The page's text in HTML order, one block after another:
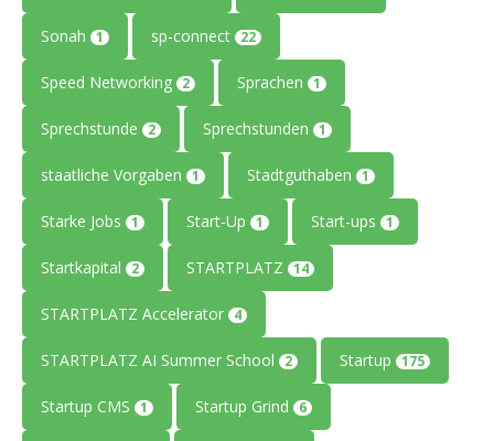
Sonah 1 sp-connect 22
Speed Networking 2 Sprachen 1
Sprechstunde 2 Sprechstunden 1
staatliche Vorgaben 1 Stadtguthaben 1
Starke Jobs 1 Start-Up 1 Start-ups 1
Startkapital 2 STARTPLATZ 14
STARTPLATZ Accelerator 4
STARTPLATZ AI Summer School 2 Startup 175
Startup CMS 1 Startup Grind 6